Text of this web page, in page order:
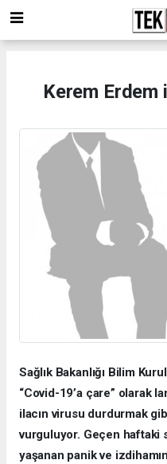
Kerem Erdem
Sağlık Bakanlığı Bilim
“Covid-19’a çare” olarak
ilacın virusu durdurmak
vurguluyor. Geçen haftaki
yaşanan panik ve